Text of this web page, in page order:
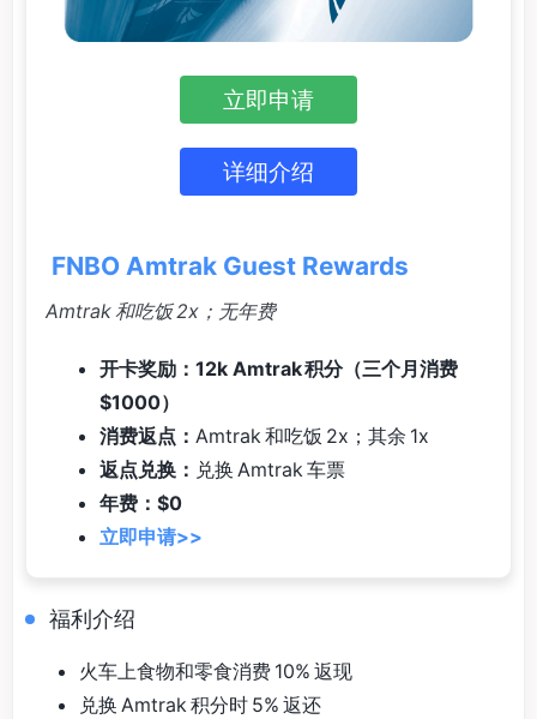
立即申请
详细介绍
FNBO Amtrak Guest Rewards
Amtrak 和吃饭 2x；无年费
开卡奖励：12k Amtrak 积分（三个月消费
$1000）
消费返点： Amtrak 和吃饭 2x；其余 1x
返点兑换： 兑换 Amtrak 车票
年费：$0
立即申请>>
福利介绍
火车上食物和零食消费 10% 返现
兑换 Amtrak 积分时 5% 返还